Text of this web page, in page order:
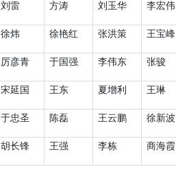
刘雷 方涛 刘玉华 李宏伟
徐炜 徐艳红 张洪策 王宝峰
厉彦青 于国强 李伟东 张骏
宋延国 王东 夏增利 王琳
于忠圣 陈磊 王云鹏 徐新波
胡长锋 王强 李栋 商海霞